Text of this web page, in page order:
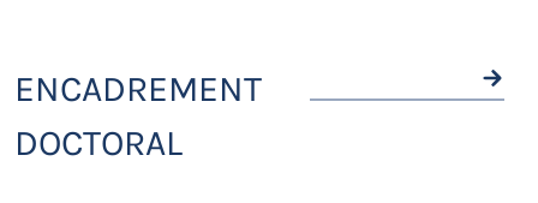
ENCADREMENT
DOCTORAL